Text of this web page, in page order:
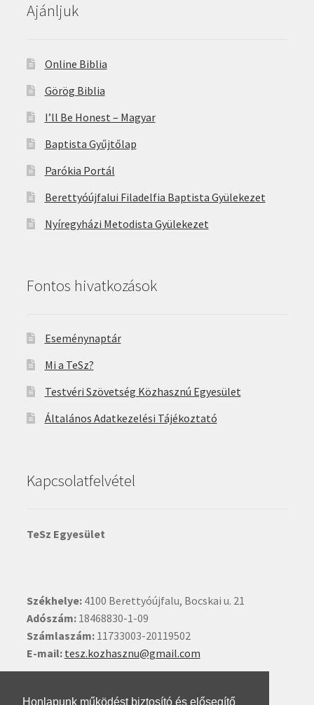
Honlapunk működést biztosító és elősegítő
Ajánljuk
Online Biblia
Görög Biblia
I’ll Be Honest – Magyar
Baptista Gyűjtőlap
Parókia Portál
Berettyóújfalui Filadelfia Baptista Gyülekezet
Nyíregyházi Metodista Gyülekezet
Fontos hivatkozások
Eseménynaptár
Mi a TeSz?
Testvéri Szövetség Közhasznú Egyesület
Általános Adatkezelési Tájékoztató
Kapcsolatfelvétel
TeSz Egyesület
Székhelye:4100 Berettyóújfalu, Bocskai u. 21
Adószám:18468830-1-09
Számlaszám:11733003-20119502
E-mail: tesz.kozhasznu@gmail.com